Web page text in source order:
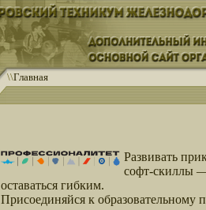
\\Главная
Развивать
софт-скиллы
оставаться гибким.
Присоединяйся к